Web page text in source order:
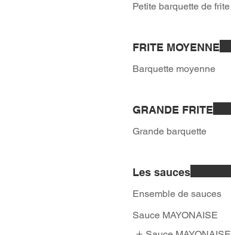
Petite barquette de frite
FRITE MOYENNE
Barquette moyenne
GRANDE FRITE
Grande barquette
Les sauces
Ensemble de sauces
Sauce MAYONAISE